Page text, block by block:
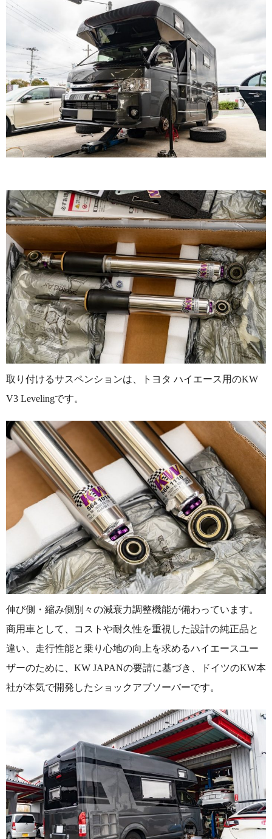
取り付けるサスペンションは、トヨタ ハイエース用のKW
V3 Levelingです。
伸び側・縮み側別々の減衰力調整機能が備わっています。
商用車として、コストや耐久性を重視した設計の純正品と
違い、走行性能と乗り心地の向上を求めるハイエースユー
ザーのために、KW JAPANの要請に基づき、ドイツのKW本
社が本気で開発したショックアブソーバーです。